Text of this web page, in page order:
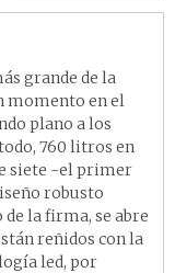
grande de la
momento en el
plano a los
760 litros en
siete -el primer
robusto
la firma, se abre
reñidos con la
led, por